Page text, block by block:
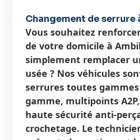
Changement de serrure
Vous souhaitez
de votre domicile à
simplement remplacer
usée ? Nos véhicules
serrures toutes
gamme, multipoints
haute sécurité anti-
crochetage. Le